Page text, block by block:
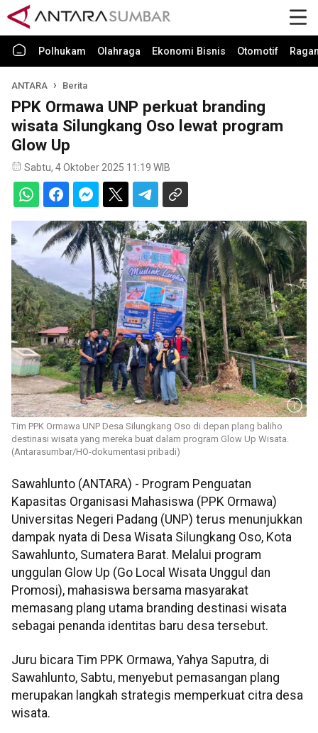
Polhukam Olahraga Ekonomi Bisnis Otomotif
ANTARA Berita
PPK Ormawa UNP perkuat branding
wisata Silungkang Oso lewat program
Glow Up
Sabtu, 4 Oktober 2025 11:19 WIB
Tim PPK Ormawa UNP Desa Silungkang Oso di depan plang baliho
destinasi wisata yang mereka buat dalam program Glow Up Wisata.
(Antarasumbar/HO-dokumentasi pribadi)
Sawahlunto (ANTARA) - Program Penguatan
Kapasitas Organisasi Mahasiswa (PPK Ormawa)
Universitas Negeri Padang (UNP) terus menunjukkan
dampak nyata di Desa Wisata Silungkang Oso, Kota
Sawahlunto, Sumatera Barat. Melalui program
unggulan Glow Up (Go Local Wisata Unggul dan
Promosi), mahasiswa bersama masyarakat
memasang plang utama branding destinasi wisata
sebagai penanda identitas baru desa tersebut.
Juru bicara Tim PPK Ormawa, Yahya Saputra, di
Sawahlunto, Sabtu, menyebut pemasangan plang
merupakan langkah strategis memperkuat citra desa
wisata.